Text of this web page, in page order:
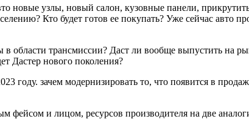
новые узлы, новый салон, кузовные панели,
Кто будет готов ее покупать? Уже сейчас авто
области трансмиссии? Даст ли вообще выпустить на
Дастер нового поколения?
году. зачем модернизировать то, что появится в
и лицом, ресурсов производителя на две